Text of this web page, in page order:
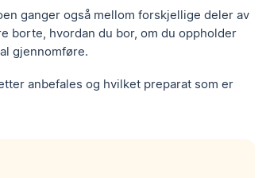
ganger også mellom forskjellige deler av
borte, hvordan du bor, om du oppholder
gjennomføre.
anbefales og hvilket preparat som er